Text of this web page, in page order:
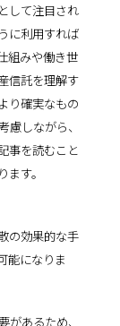
して注目され
に利用すれば
組みや働き世
信託を理解す
り確実なもの
しながら、
事を読むこと
す。
の効果的な手
能になりま
あるため、